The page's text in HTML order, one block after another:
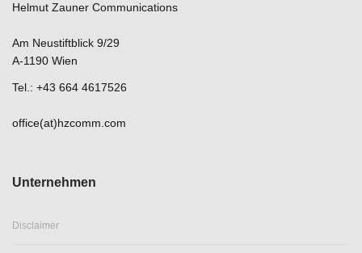
Helmut Zauner Communications
Am Neustiftblick 9/29
A-1190 Wien
Tel.: +43 664 4617526
office(at)hzcomm.com
Unternehmen
Disclaimer